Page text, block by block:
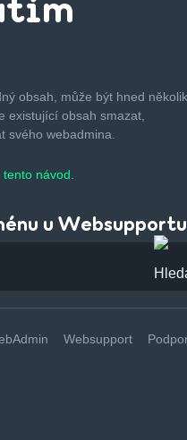
obsah, může být hned několik.
existující obsah smazat,
svého webadmina.
tento návod.
u Websupportu
Websupport